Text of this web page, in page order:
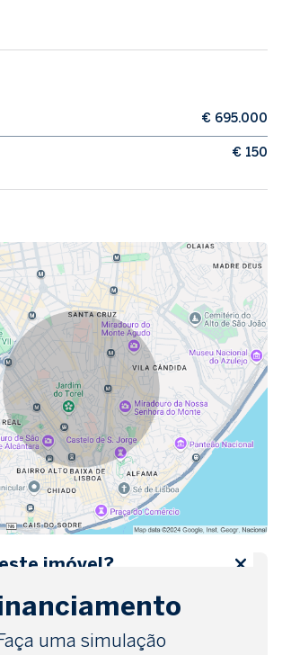
€ 695.000
€ 150
imóvel?
dados abaixo, entre em contato ou
Faça uma simulação